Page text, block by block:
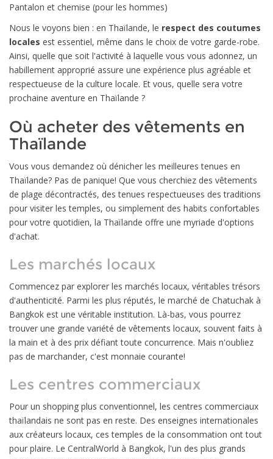
Pantalon et chemise (pour les hommes)
Nous le voyons bien : en Thaïlande, le respect des coutumes
locales est essentiel, même dans le choix de votre garde-robe.
Ainsi, quelle que soit l'activité à laquelle vous vous adonnez, un
habillement approprié assure une expérience plus agréable et
respectueuse de la culture locale. Et vous, quelle sera votre
prochaine aventure en Thaïlande ?
Où acheter des vêtements en
Thaïlande
Vous vous demandez où dénicher les meilleures tenues en
Thaïlande? Pas de panique! Que vous cherchiez des vêtements
de plage décontractés, des tenues respectueuses des traditions
pour visiter les temples, ou simplement des habits confortables
pour votre quotidien, la Thaïlande offre une myriade d'options
d'achat.
Les marchés locaux
Commencez par explorer les marchés locaux, véritables trésors
d'authenticité. Parmi les plus réputés, le marché de Chatuchak à
Bangkok est une véritable institution. Là-bas, vous pourrez
trouver une grande variété de vêtements locaux, souvent faits à
la main et à des prix défiant toute concurrence. Mais n'oubliez
pas de marchander, c'est monnaie courante!
Les centres commerciaux
Pour un shopping plus conventionnel, les centres commerciaux
thaïlandais ne sont pas en reste. Des enseignes internationales
aux créateurs locaux, ces temples de la consommation ont tout
pour plaire. Le CentralWorld à Bangkok, l'un des plus grands